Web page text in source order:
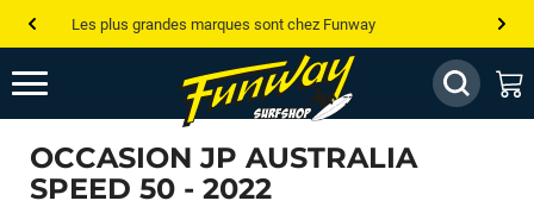
Les plus grandes marques sont chez Funway
Jusqu’à -75% de remise sur le windsurf, wingfoil, etc...
💰 Meilleur prix garanti — Moins cher ailleurs ? On s’aligne !
Besoin de conseils de pro ? Appelle nous !
OCCASION JP AUSTRALIA
SPEED 50 - 2022